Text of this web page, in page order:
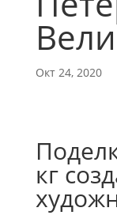
Окт 24, 2020
кг